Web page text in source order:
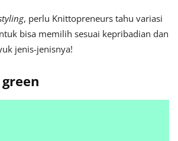
, perlu Knittopreneurs tahu variasi
bisa memilih sesuai kepribadian dan
jenis-jenisnya!